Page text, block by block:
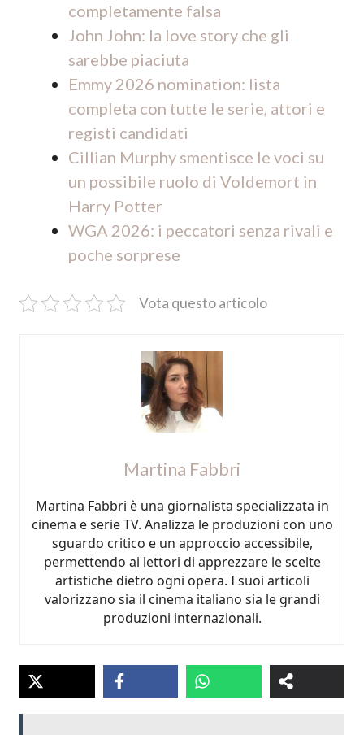
completamente falsa
John John: la love story che gli
sarebbe piaciuta
Emmy 2026 nomination: lista
completa con tutte le serie, attori e
registi candidati
Cillian Murphy smentisce le voci su
un possibile ruolo di Voldemort in
Harry Potter
WGA 2026: i peccatori senza rivali e
poche sorprese
Vota questo articolo
Martina Fabbri
Martina Fabbri è una giornalista specializzata in
cinema e serie TV. Analizza le produzioni con uno
sguardo critico e un approccio accessibile,
permettendo ai lettori di apprezzare le scelte
artistiche dietro ogni opera. I suoi articoli
valorizzano sia il cinema italiano sia le grandi
produzioni internazionali.